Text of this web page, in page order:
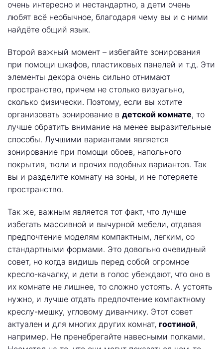
очень интересно и нестандартно, а дети очень
любят всё необычное, благодаря чему вы и с ними
найдёте общий язык.
Второй важный момент – избегайте зонирования
при помощи шкафов, пластиковых панелей и т.д. Эти
элементы декора очень сильно отнимают
пространство, причем не столько визуально,
сколько физически. Поэтому, если вы хотите
организовать зонирование в детской комнате, то
лучше обратить внимание на менее выразительные
способы. Лучшими вариантами является
зонирование при помощи обоев, напольного
покрытия, тюли и прочих подобных вариантов. Так
вы и разделите комнату на зоны, и не потеряете
пространство.
Так же, важным является тот факт, что лучше
избегать массивной и вычурной мебели, отдавая
предпочтение моделям компактным, легким, со
стандартными формами. Это довольно очевидный
совет, но когда видишь перед собой огромное
кресло-качалку, и дети в голос убеждают, что оно в
их комнате не лишнее, то сложно устоять. А устоять
нужно, и лучше отдать предпочтение компактному
креслу-мешку, угловому диванчику. Этот совет
актуален и для многих других комнат, гостиной,
например. Не пренебрегайте навесными полками.